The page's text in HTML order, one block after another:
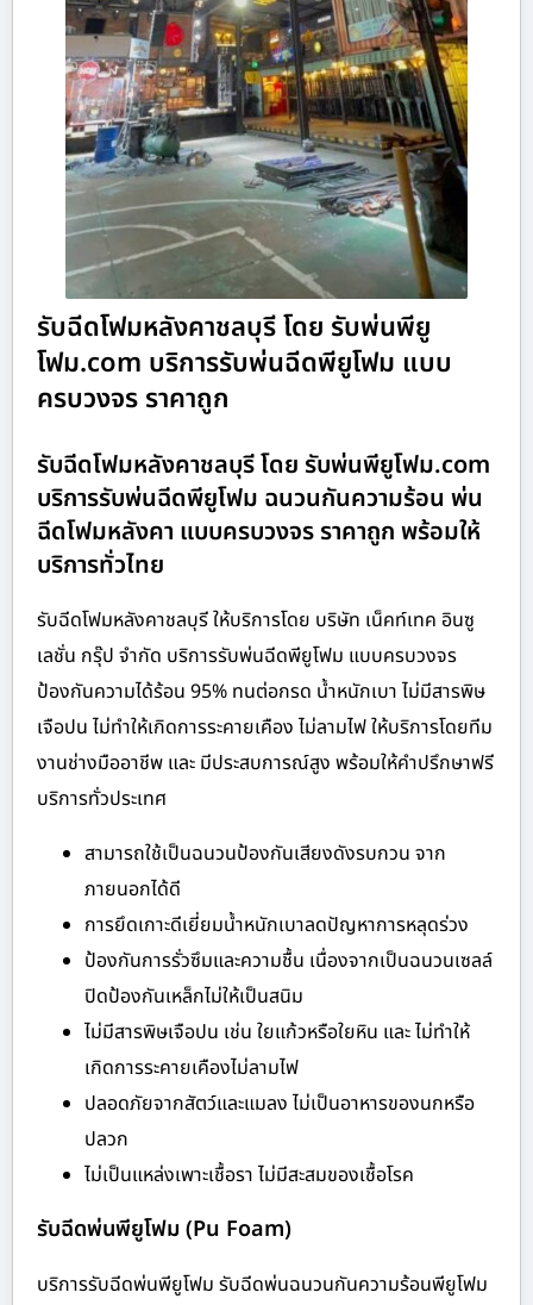
รับฉีดโฟมหลังคาชลบุรี โดย รับพ่นพียู
โฟม.com บริการรับพ่นฉีดพียูโฟม แบบ
ครบวงจร ราคาถูก
รับฉีดโฟมหลังคาชลบุรี โดย รับพ่นพียูโฟม.com
บริการรับพ่นฉีดพียูโฟม ฉนวนกันความร้อน พ่น
ฉีดโฟมหลังคา แบบครบวงจร ราคาถูก พร้อมให้
บริการทั่วไทย
รับฉีดโฟมหลังคาชลบุรี ให้บริการโดย บริษัท เน็คท์เทค อินซู
เลชั่น กรุ๊ป จำกัด บริการรับพ่นฉีดพียูโฟม แบบครบวงจร
ป้องกันความได้ร้อน 95% ทนต่อกรด น้ำหนักเบา ไม่มีสารพิษ
เจือปน ไม่ทำให้เกิดการระคายเคือง ไม่ลามไฟ ให้บริการโดยทีม
งานช่างมืออาชีพ และ มีประสบการณ์สูง พร้อมให้คำปรึกษาฟรี
บริการทั่วประเทศ
สามารถใช้เป็นฉนวนป้องกันเสียงดังรบกวน จาก
ภายนอกได้ดี
การยึดเกาะดีเยี่ยมน้ำหนักเบาลดปัญหาการหลุดร่วง
ป้องกันการรั่วซึมและความชื้น เนื่องจากเป็นฉนวนเซลล์
ปิดป้องกันเหล็กไม่ให้เป็นสนิม
ไม่มีสารพิษเจือปน เช่น ใยแก้วหรือใยหิน และ ไม่ทำให้
เกิดการระคายเคืองไม่ลามไฟ
ปลอดภัยจากสัตว์และแมลง ไม่เป็นอาหารของนกหรือ
ปลวก
ไม่เป็นแหล่งเพาะเชื้อรา ไม่มีสะสมของเชื้อโรค
รับฉีดพ่นพียูโฟม (Pu Foam)
บริการรับฉีดพ่นพียูโฟม รับฉีดพ่นฉนวนกันความร้อนพียูโฟม